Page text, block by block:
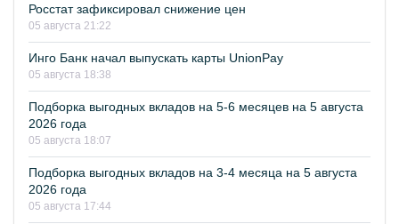
Росстат зафиксировал снижение цен
05 августа 21:22
Инго Банк начал выпускать карты UnionPay
05 августа 18:38
Подборка выгодных вкладов на 5-6 месяцев на 5 августа
2026 года
05 августа 18:07
Подборка выгодных вкладов на 3-4 месяца на 5 августа
2026 года
05 августа 17:44